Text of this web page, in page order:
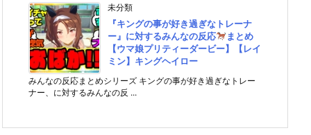
未分類
『キングの事が好き過ぎなトレーナ
ー』に対するみんなの反応
まとめ
【ウマ娘プリティーダービー】【レイ
ミン】キングヘイロー
みんなの反応まとめシリーズ キングの事が好き過ぎなトレー
ナー、に対するみんなの反 ...